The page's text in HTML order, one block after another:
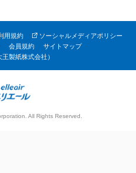
用規約
ソーシャルメディアポリシー
会員規約
サイトマップ
製紙株式会社）
All Rights Reserved.